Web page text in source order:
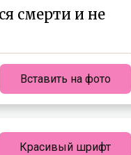
смерти и не
Вставить на фото
Красивый шрифт